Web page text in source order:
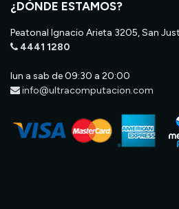
¿DÓNDE ESTAMOS?
Peatonal Ignacio Arieta 3205, San
4441 1280
lun a sab de 09:30 a 20:00
info@ultracomputacion.com